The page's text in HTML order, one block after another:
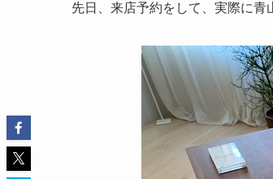
先日、来店予約をして、実際に青